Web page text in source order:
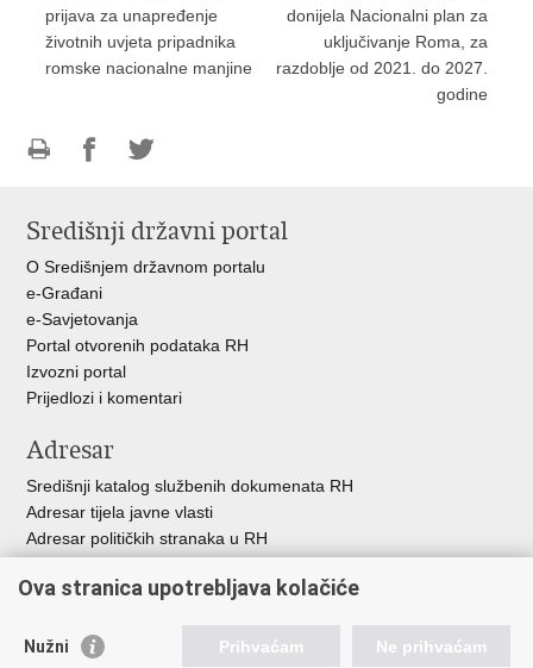
prijava za unapređenje
životnih uvjeta pripadnika
romske nacionalne manjine
donijela Nacionalni plan za
uključivanje Roma, za
razdoblje od 2021. do 2027.
godine
FacebookuTwitteru
Središnji državni portal
O Središnjem državnom portalu
e-Građani
e-Savjetovanja
Portal otvorenih podataka RH
Izvozni portal
Prijedlozi i komentari
Adresar
Središnji katalog službenih dokumenata RH
Adresar tijela javne vlasti
Adresar političkih stranaka u RH
Besplatni telefoni javne uprave
Ova stranica upotrebljava kolačiće
Nužni Prihvaćam Ne prihvaćam